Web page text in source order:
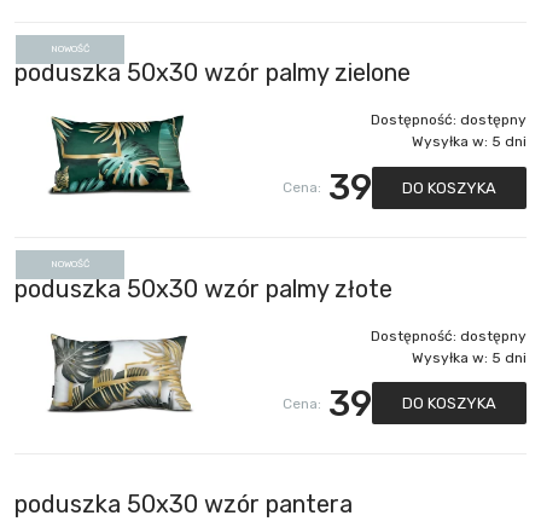
poduszka 50x30 wzór palmy zielone
Dostępność: dostępny
Wysyłka w: 5 dni
Cena: 39 DO KOSZYKA
NOWOŚĆ
poduszka 50x30 wzór palmy złote
Dostępność: dostępny
Wysyłka w: 5 dni
Cena: 39 DO KOSZYKA
NOWOŚĆ
poduszka 50x30 wzór pantera